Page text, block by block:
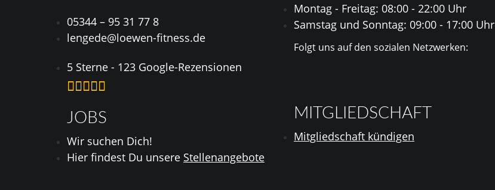
05344 – 95 31 77 8
lengede@loewen-fitness.de
5 Sterne - 123 Google-Rezensionen

JOBS
Wir suchen Dich!
Hier findest Du unsere Stellenangebote
Montag - Freitag: 08:00 - 22:00 Uhr
Samstag und Sonntag: 09:00 - 17:00 Uhr
Folgt uns auf den sozialen Netzwerken:
MITGLIEDSCHAFT
Mitgliedschaft kündigen